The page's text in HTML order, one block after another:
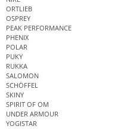
ORTLIEB
OSPREY
PEAK PERFORMANCE
PHENIX
POLAR
PUKY
RUKKA
SALOMON
SCHÖFFEL
SKINY
SPIRIT OF OM
UNDER ARMOUR
YOGISTAR